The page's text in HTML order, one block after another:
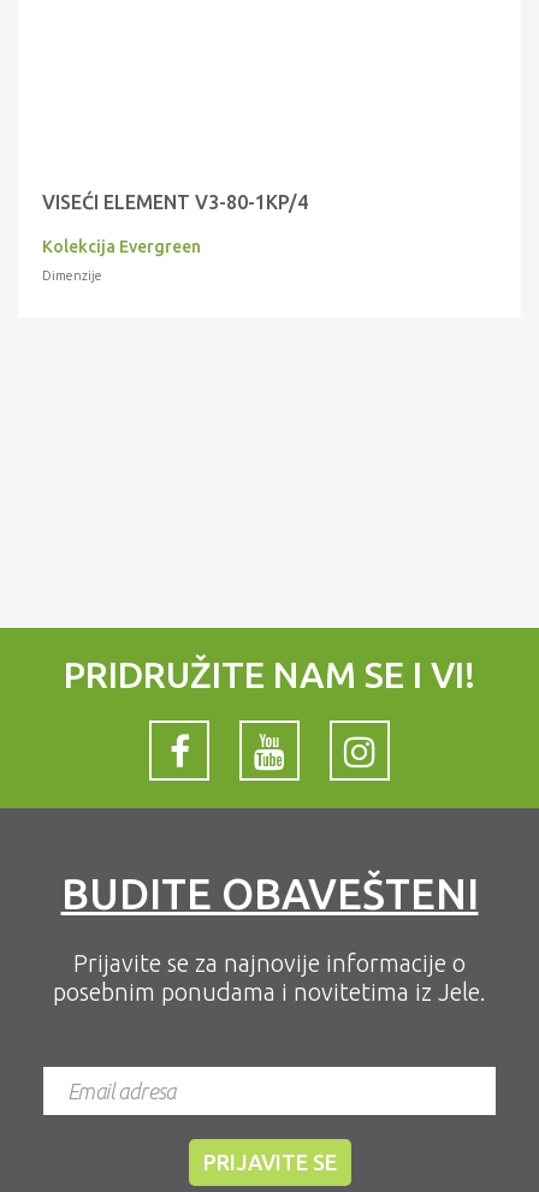
VISEĆI ELEMENT V3-80-1KP/4
Kolekcija Evergreen
Dimenzije
PRIDRUŽITE NAM SE I VI!
BUDITE OBAVEŠTENI
Prijavite se za najnovije informacije o
posebnim ponudama i novitetima iz Jele.